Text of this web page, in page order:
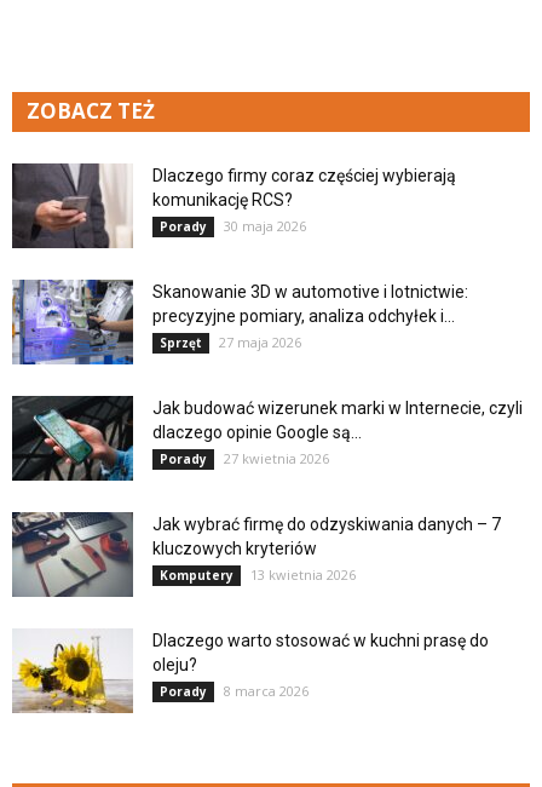
ZOBACZ TEŻ
Dlaczego firmy coraz częściej wybierają
komunikację RCS?
Porady 30 maja 2026
Skanowanie 3D w automotive i lotnictwie:
precyzyjne pomiary, analiza odchyłek i...
Sprzęt 27 maja 2026
Jak budować wizerunek marki w Internecie, czyli
dlaczego opinie Google są...
Porady 27 kwietnia 2026
Jak wybrać firmę do odzyskiwania danych – 7
kluczowych kryteriów
Komputery 13 kwietnia 2026
Dlaczego warto stosować w kuchni prasę do
oleju?
Porady 8 marca 2026